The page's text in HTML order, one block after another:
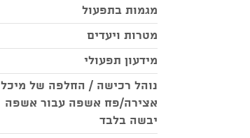
מגמות בתפעול
מטרות ויעדים
מידעון תפעולי
נוהל רכישה / החלפה של מיכל
אצירה/פח אשפה עבור אשפה
יבשה בלבד